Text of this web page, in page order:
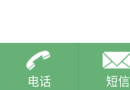
电话 短信